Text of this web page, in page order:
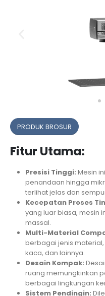
PRODUK BROSUR
Fitur Utama:
Presisi Tinggi: Mesin
penandaan hingga
terlihat jelas dan
Kecepatan Proses
yang luar biasa, mesin
massal.
Multi-Material
berbagai jenis
kaca, dan lainnya.
Desain Kompak:
ruang memungkinkan
berbagai lingkungan
Sistem Pendingin: